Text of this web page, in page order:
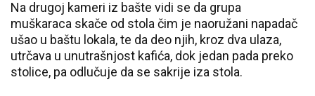
Na drugoj kameri iz bašte vidi se da grupa
muškaraca skače od stola čim je naoružani napadač
ušao u baštu lokala, te da deo njih, kroz dva ulaza,
utrčava u unutrašnjost kafića, dok jedan pada preko
stolice, pa odlučuje da se sakrije iza stola.